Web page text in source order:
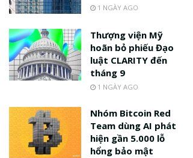
1 NGÀY AGO
Thượng viện Mỹ
hoãn bỏ phiếu Đạo
luật CLARITY đến
tháng 9
1 NGÀY AGO
Nhóm Bitcoin Red
Team dùng AI phát
hiện gần 5.000 lỗ
hổng bảo mật